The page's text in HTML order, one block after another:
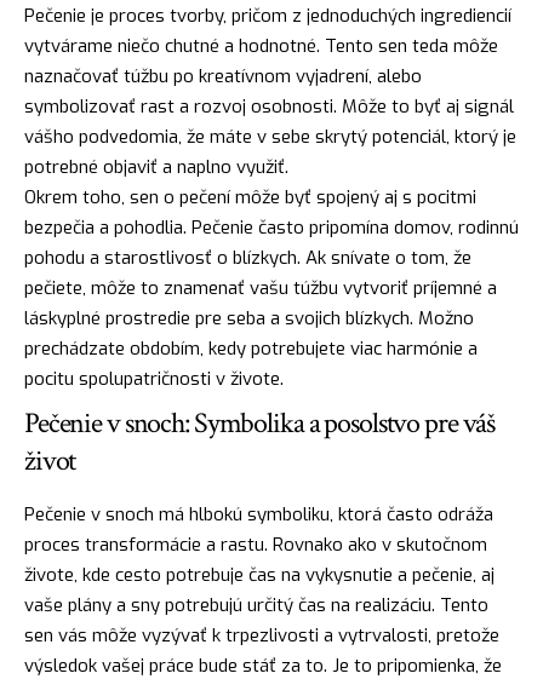
Pečenie je proces tvorby, pričom z jednoduchých ingrediencií
vytvárame niečo chutné a hodnotné. Tento sen teda môže
naznačovať túžbu po kreatívnom vyjadrení, alebo
symbolizovať rast a rozvoj osobnosti. Môže to byť aj signál
vášho podvedomia, že máte v sebe skrytý potenciál, ktorý je
potrebné objaviť a naplno využiť.
Okrem toho, sen o pečení môže byť spojený aj s pocitmi
bezpečia a pohodlia. Pečenie často pripomína domov, rodinnú
pohodu a starostlivosť o blízkych. Ak snívate o tom, že
pečiete, môže to znamenať vašu túžbu vytvoriť príjemné a
láskyplné prostredie pre seba a svojich blízkych. Možno
prechádzate obdobím, kedy potrebujete viac harmónie a
pocitu spolupatričnosti v živote.
Pečenie v snoch: Symbolika a posolstvo pre váš
život
Pečenie v snoch má hlbokú symboliku, ktorá často odráža
proces transformácie a rastu. Rovnako ako v skutočnom
živote, kde cesto potrebuje čas na vykysnutie a pečenie, aj
vaše plány a sny potrebujú určitý čas na realizáciu. Tento
sen vás môže vyzývať k trpezlivosti a vytrvalosti, pretože
výsledok vašej práce bude stáť za to. Je to pripomienka, že